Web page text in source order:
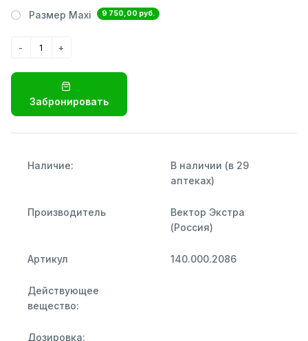
Размер Maxi 9 750,00 руб.
Забронировать
Наличие:
В наличии (в 29
аптеках)
Производитель
Вектор Экстра
(Россия)
Артикул 140.000.2086
Действующее
вещество:
Дозировка: